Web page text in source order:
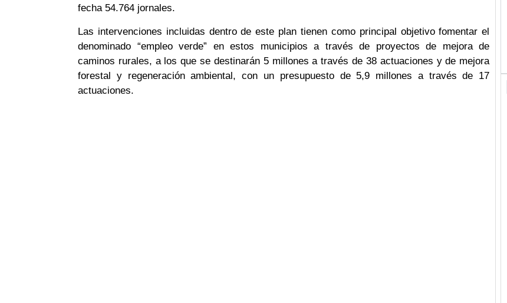
fecha 54.764 jornales.
Las intervenciones incluidas dentro de este plan tienen como principal objetivo fomentar el
denominado “empleo verde” en estos municipios a través de proyectos de mejora de
caminos rurales, a los que se destinarán 5 millones a través de 38 actuaciones y de mejora
forestal y regeneración ambiental, con un presupuesto de 5,9 millones a través de 17
actuaciones.